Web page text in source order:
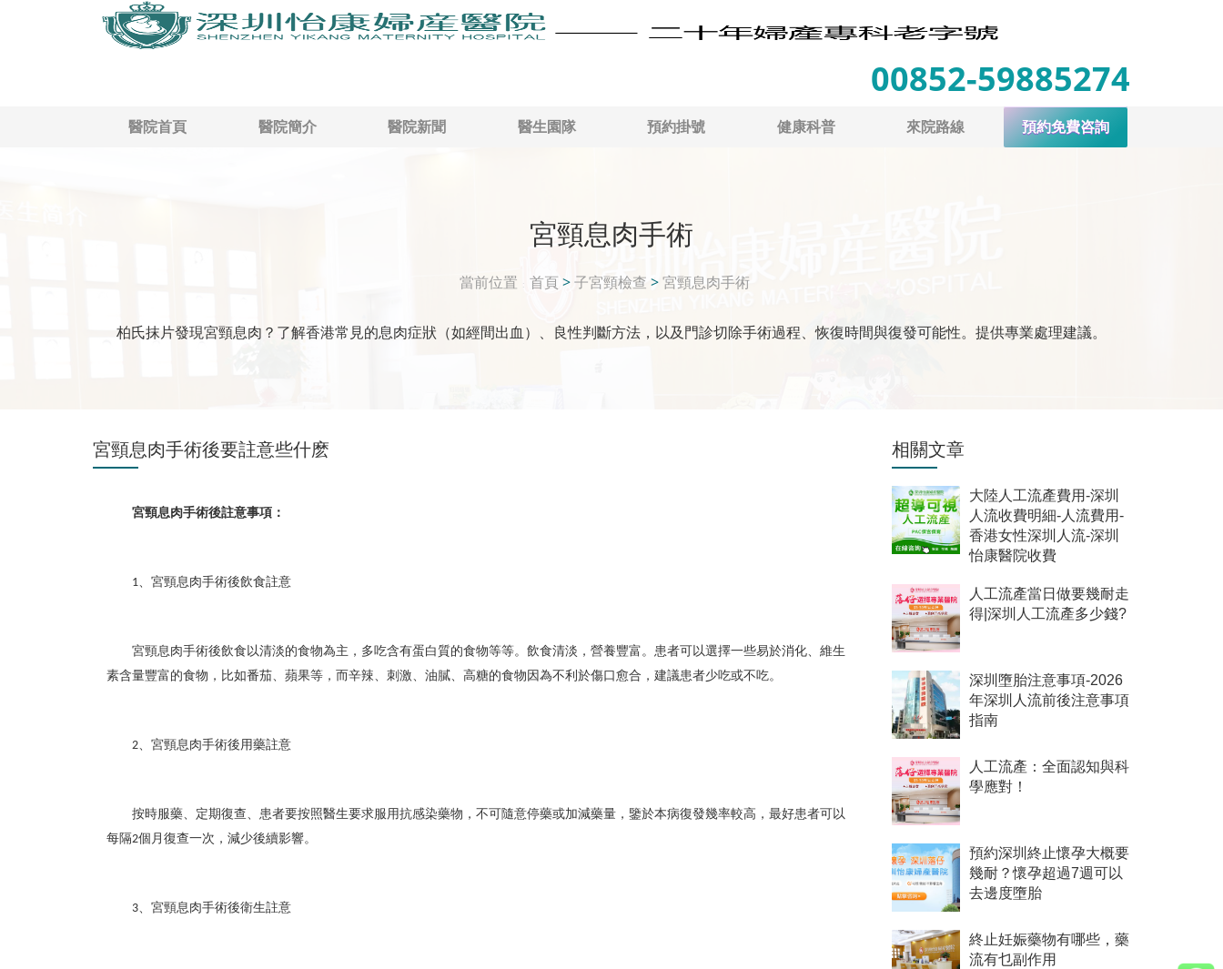
00852-59885274
醫院首頁 醫院簡介 醫院新聞 醫生園隊 預約掛號 健康科普 來院路線 預約免費咨詢
宮頸息肉手術
當前位置 首頁>子宮頸檢查 >宮頸息肉手術
柏氏抹片發現宮頸息肉？了解香港常見的息肉症狀（如經間出血）、良性判斷方法，以及門診切除手術過程、恢復時間與復發可能性。提供專業處理建議。
宮頸息肉手術後要註意些什麽
宮頸息肉手術後註意事項：
1、宮頸息肉手術後飲食註意
宮頸息肉手術後飲食以清淡的食物為主，多吃含有蛋白質的食物等等。飲食清淡，營養豐富。患者可以選擇一些易於消化、維生
素含量豐富的食物，比如番茄、蘋果等，而辛辣、刺激、油膩、高糖的食物因為不利於傷口愈合，建議患者少吃或不吃。
2、宮頸息肉手術後用藥註意
按時服藥、定期復查、患者要按照醫生要求服用抗感染藥物，不可隨意停藥或加減藥量，鑒於本病復發幾率較高，最好患者可以
每隔2個月復查一次，減少後續影響。
3、宮頸息肉手術後衛生註意
相關文章
大陸人工流產費用-深圳
人流收費明細-人流費用-
香港女性深圳人流-深圳
怡康醫院收費
人工流產當日做要幾耐走
得|深圳人工流產多少錢?
深圳墮胎注意事項-2026
年深圳人流前後注意事項
指南
人工流產：全面認知與科
學應對！
預約深圳終止懷孕大概要
幾耐？懷孕超過7週可以
去邊度墮胎
終止妊娠藥物有哪些，藥
流有乜副作用